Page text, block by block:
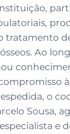
tratamento
Ao
o
Sousa,
e